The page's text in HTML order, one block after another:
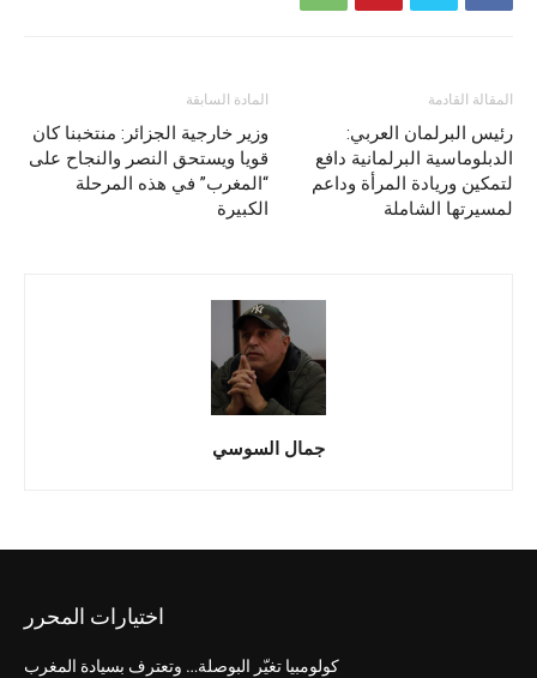
المادة السابقة
وزير خارجية الجزائر: منتخبنا كان
قويا ويستحق النصر والنجاح على
“المغرب” في هذه المرحلة
الكبيرة
المقالة القادمة
رئيس البرلمان العربي:
الدبلوماسية البرلمانية دافع
لتمكين وريادة المرأة وداعم
لمسيرتها الشاملة
جمال السوسي
اختيارات المحرر
كولومبيا تغيّر البوصلة… وتعترف بسيادة المغرب